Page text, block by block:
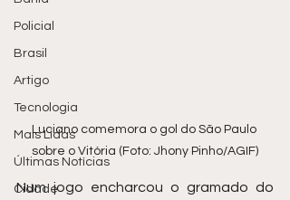
Policial
Brasil
Artigo
Tecnologia
Mais Lidas
Últimas Notícias
Cidade
Luciano comemora o gol do São Paulo
sobre o Vitória (Foto: Jhony Pinho/AGIF)
Num jogo encharcou o gramado do